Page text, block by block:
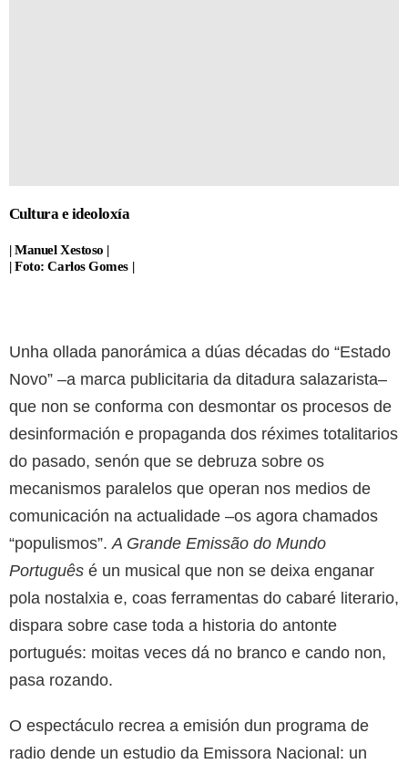
Cultura e ideoloxía
| Manuel Xestoso |
| Foto: Carlos Gomes |
Unha ollada panorámica a dúas décadas do “Estado
Novo” –a marca publicitaria da ditadura salazarista–
que non se conforma con desmontar os procesos de
desinformación e propaganda dos réximes totalitarios
do pasado, senón que se debruza sobre os
mecanismos paralelos que operan nos medios de
comunicación na actualidade –os agora chamados
“populismos”. A Grande Emissão do Mundo
Português é un musical que non se deixa enganar
pola nostalxia e, coas ferramentas do cabaré literario,
dispara sobre case toda a historia do antonte
portugués: moitas veces dá no branco e cando non,
pasa rozando.
O espectáculo recrea a emisión dun programa de
radio dende un estudio da Emissora Nacional: un